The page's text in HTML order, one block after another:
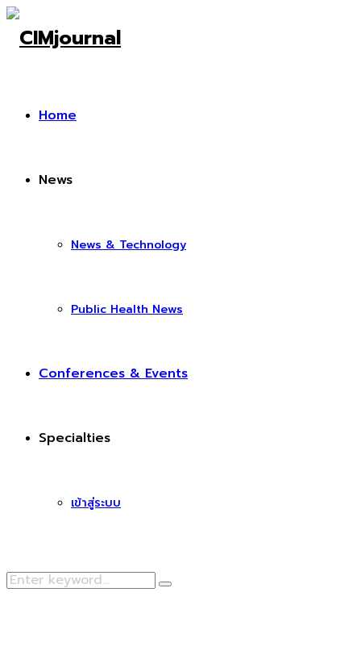
Home
News
News & Technology
Public Health News
Conferences & Events
Specialties
เข้าสู่ระบบ
Search
Search